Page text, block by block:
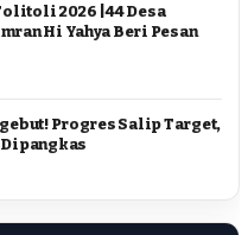
2026 | 44 Desa
Hi Yahya Beri Pesan
Progres Salip Target,
Dipangkas